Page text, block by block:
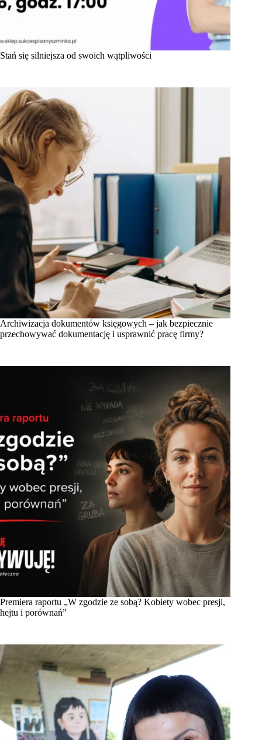
Stań się silniejsza od swoich wątpliwości
Archiwizacja dokumentów księgowych – jak bezpiecznie
przechowywać dokumentację i usprawnić pracę firmy?
Premiera raportu „W zgodzie ze sobą? Kobiety wobec presji,
hejtu i porównań”